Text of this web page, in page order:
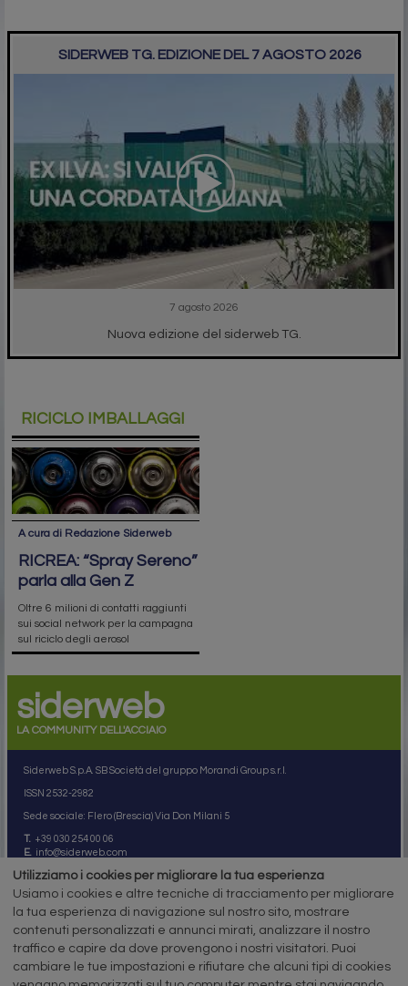
SIDERWEB TG. EDIZIONE DEL 7 AGOSTO 2026
7 agosto 2026
Nuova edizione del siderweb TG.
RICICLO IMBALLAGGI
A cura di Redazione Siderweb
RICREA: “Spray Sereno”
parla alla Gen Z
Oltre 6 milioni di contatti raggiunti
sui social network per la campagna
sul riciclo degli aerosol
siderweb
LA COMMUNITY DELL'ACCIAIO
Siderweb S.p.A. SB Società del gruppo Morandi Group s.r.l.
ISSN 2532-2982
Sede sociale: Flero (Brescia) Via Don Milani 5
T. +39 030 254 00 06
E.
info@siderweb.com
Copyright siderweb spa sb
Tutti i diritti sono riservati
Privacy policy
Cookie policy
Digital Services Act Policy
MENU SEGUICI SUI NOSTRI
Utilizziamo i cookies per migliorare la tua esperienza
Usiamo i cookies e altre tecniche di tracciamento per migliorare
la tua esperienza di navigazione sul nostro sito, mostrare
contenuti personalizzati e annunci mirati, analizzare il nostro
traffico e capire da dove provengono i nostri visitatori. Puoi
cambiare le tue impostazioni e rifiutare che alcuni tipi di cookies